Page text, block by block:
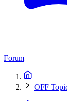
Forum
OFF